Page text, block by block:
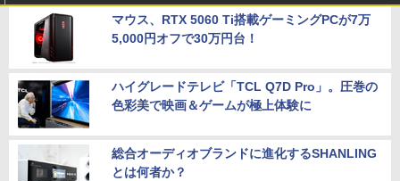
マウス、RTX 5060 Ti搭載ゲーミングPCが7万
5,000円オフで30万円台！
ハイグレードテレビ「TCL Q7D Pro」。圧巻の
色彩美で映画＆ゲームが極上体験に
総合オーディオブランドに進化するSHANLING
とは何者か？